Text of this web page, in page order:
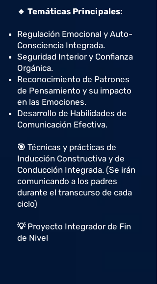
🔹 Temáticas Principales:
Regulación Emocional y Auto-
Consciencia Integrada.
Seguridad Interior y Confianza
Orgánica.
Reconocimiento de Patrones
de Pensamiento y su impacto
en las Emociones.
Desarrollo de Habilidades de
Comunicación Efectiva.
🎯 Técnicas y prácticas de
Inducción Constructiva y de
Conducción Integrada. (Se irán
comunicando a los padres
durante el transcurso de cada
ciclo)
💡 Proyecto Integrador de Fin
de Nivel